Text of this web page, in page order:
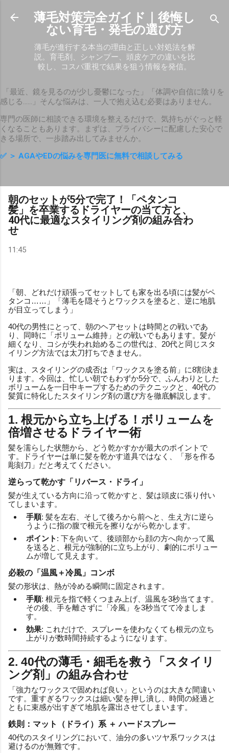
スキップしてメイン コンテンツに移動
薄毛対策完全ガイド｜後悔し
ない育毛・発毛の選び方
薄毛が進行する本当の理由と正しい対処法を解
説。育毛剤、シャンプー、頭皮ケアの違いを比
較し、コスパ重視で結果を狙う情報を発信。
「最近、鏡を見るのが少し憂鬱になった」「体調や自信に陰りを
感じる……」そんな悩みは、一人で抱え込む必要はありません。
専門の医師に相談できる環境を整えるだけで、気持ちがぐっと軽
くなることもあります。まずは、プライバシーに配慮した安心で
きる場所で、一歩踏み出してみませんか。
✅ ＞ AGAやEDの悩みを専門医に無料で相談してみる
朝のセットが5分で完了！「ペタンコ
髪」を卒業するドライヤーの当て方と、
40代に最適なスタイリング剤の組み合わ
せ
11:45
「朝、どれだけ頑張ってセットしても家を出る頃には髪がペ
タンコ……」「薄毛を隠そうとワックスを塗ると、逆に地肌
が目立ってしまう」
40代の男性にとって、朝のヘアセットは時間との戦いであ
り、同時に「ボリューム維持」との戦いでもあります。髪が
細くなり、コシが失われ始めるこの世代は、20代と同じスタ
イリング方法では太刀打ちできません。
実は、スタイリングの成否は「ワックスを塗る前」に8割決ま
ります。今回は、忙しい朝でもわずか5分で、ふんわりとした
ボリュームを一日中キープするためのテクニックと、40代の
髪質に特化したスタイリング剤の選び方を徹底解説します。
1. 根元から立ち上げる！ボリュームを
倍増させるドライヤー術
髪を濡らした状態から、どう乾かすかが最大のポイントで
す。ドライヤーは単に髪を乾かす道具ではなく、「形を作る
彫刻刀」だと考えてください。
逆らって乾かす「リバース・ドライ」
髪が生えている方向に沿って乾かすと、髪は頭皮に張り付い
てしまいます。
手順: 髪を左右、そして後ろから前へと、生え方に逆ら
うように指の腹で根元を擦りながら乾かします。
ポイント : 下を向いて、後頭部から顔の方へ向かって風
を送ると、根元が強制的に立ち上がり、劇的にボリュー
ムが増して見えます。
必殺の「温風＋冷風」コンボ
髪の形状は、熱が冷める瞬間に固定されます。
手順: 根元を指で軽くつまみ上げ、温風を3秒当てます。
その後、手を離さずに「冷風」を3秒当てて冷ましま
す。
効果: これだけで、スプレーを使わなくても根元の立ち
上がりが数時間持続するようになります。
2. 40代の薄毛・細毛を救う「スタイリ
ング剤」の組み合わせ
「強力なワックスで固めれば良い」というのは大きな間違い
です。重すぎるワックスは細い髪を押し潰し、時間の経過と
ともに束感が出すぎて地肌を露出させてしまいます。
鉄則：マット（ドライ）系 ＋ ハードスプレー
40代のスタイリングにおいて、油分の多いツヤ系ワックスは
避けるのが無難です。